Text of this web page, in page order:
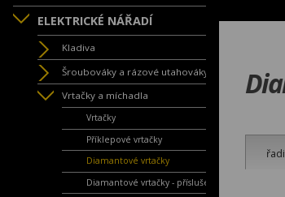
ELEKTRICKÉ NÁŘADÍ
Kladiva
Šroubováky a rázové utahováky
Vrtačky a míchadla
Vrtačky
Příklepové vrtačky
Diamantové vrtačky
Diamantové vrtačky - příslušen